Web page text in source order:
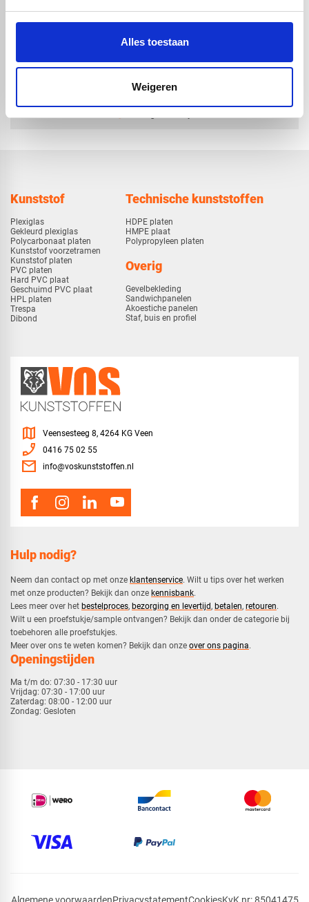
Alles toestaan
Weigeren
€ 630,34 € 474,70
€ 750,-
check_circleKlanten geven Vos Kunststoffen een9,0/10na2663 beoordelingen
check_circle
Kunststof
Plexiglas
Gekleurd plexiglas
Polycarbonaat platen
Kunststof voorzetramen
Kunststof platen
PVC platen
Hard PVC plaat
Geschuimd PVC plaat
HPL platen
Trespa
Dibond
Technische kunststoffen
HDPE platen
HMPE plaat
Polypropyleen platen
Overig
Gevelbekleding
Sandwichpanelen
Akoestiche panelen
Staf, buis en profiel
Hulp nodig?
Neem dan contact op met onze klantenservice. Wilt u tips over het werken
met onze producten? Bekijk dan onze kennisbank.
​Lees meer over het bestelproces, bezorging en levertijd, betalen, retouren.​
​Wilt u een proefstukje/sample ontvangen? Bekijk dan onder de categorie bij
toebehoren alle proefstukjes.
​​Meer over ons te weten komen? Bekijk dan onze over ons pagina.
Openingstijden
Ma t/m do: 07:30 - 17:30 uur
Vrijdag: 07:30 - 17:00 uur
Zaterdag: 08:00 - 12:00 uur
Zondag: Gesloten
map Veensesteeg 8, 4264 KG Veen
phone_enabled 0416 75 02 55
mail info@voskunststoffen.nl
Algemene voorwaardenPrivacystatementCookies